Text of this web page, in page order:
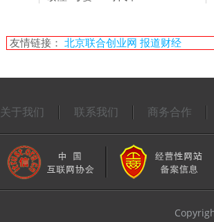
友情链接： 北京联合创业网 报道财经
关于我们 联系我们 商务合作